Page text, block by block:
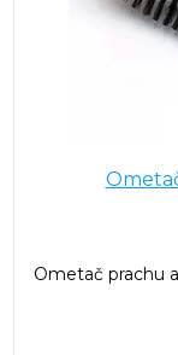
Ometač prachu